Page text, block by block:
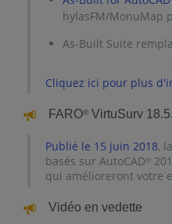
hylasFM/MonuMap
As-Built Suite
Cliquez ici pour plus
FARO® VirtuSurv
Publié le 15 juin 2018,
basés sur AutoCAD®
qui amélioreront votre
Vidéo en vedette